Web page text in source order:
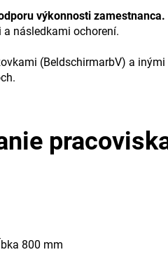
výkonnosti zamestnanca.
následkami ochorení.
(BeldschirmarbV) a
800 mm